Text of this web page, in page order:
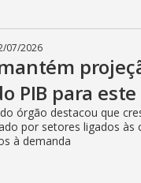
07/2026
PIB para
órgão destacou que
por setores ligados às
à demanda